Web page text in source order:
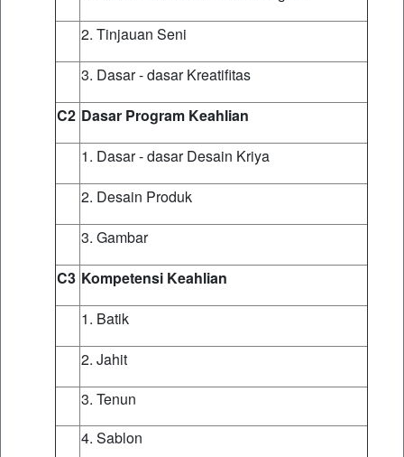
2. Tinjauan Seni
3. Dasar - dasar Kreatifitas
C2 Dasar Program Keahlian
1. Dasar - dasar Desain Kriya
2. Desain Produk
3. Gambar
C3 Kompetensi Keahlian
1. Batik
2. Jahit
3. Tenun
4. Sablon